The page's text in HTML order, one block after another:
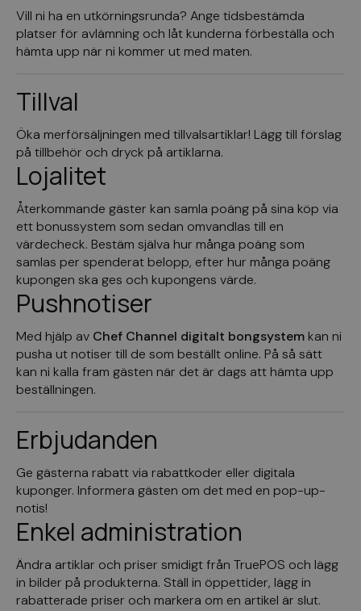
Vill ni ha en utkörningsrunda? Ange tidsbestämda
platser för avlämning och låt kunderna förbeställa och
hämta upp när ni kommer ut med maten.
Tillval
Öka merförsäljningen med tillvalsartiklar! Lägg till förslag
på tillbehör och dryck på artiklarna.
Lojalitet
Återkommande gäster kan samla poäng på sina köp via
ett bonussystem som sedan omvandlas till en
värdecheck. Bestäm själva hur många poäng som
samlas per spenderat belopp, efter hur många poäng
kupongen ska ges och kupongens värde.
Pushnotiser
Med hjälp av Chef Channel digitalt bongsystem kan ni
pusha ut notiser till de som beställt online. På så sätt
kan ni kalla fram gästen när det är dags att hämta upp
beställningen.
Erbjudanden
Ge gästerna rabatt via rabattkoder eller digitala
kuponger. Informera gästen om det med en pop-up-
notis!
Enkel administration
Ändra artiklar och priser smidigt från TruePOS och lägg
in bilder på produkterna. Ställ in öppettider, lägg in
rabatterade priser och markera om en artikel är slut.